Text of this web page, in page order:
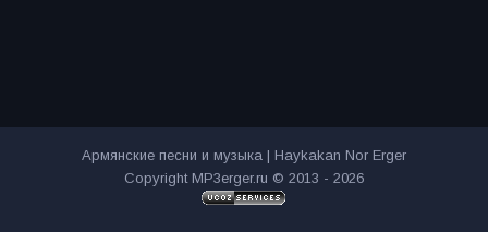
Армянские песни и музыка | Haykakan Nor Erger
Copyright MP3erger.ru © 2013 - 2026